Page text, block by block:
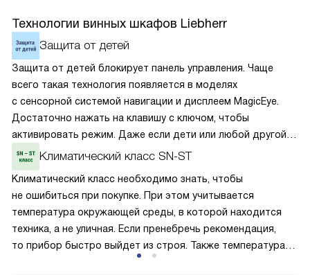
Технологии винных шкафов Liebherr
Защита от детей
Защита от детей блокирует панель управления. Чаще
всего такая технология появляется в моделях
с сенсорной системой навигации и дисплеем MagicEye.
Достаточно нажать на клавишу с ключом, чтобы
активировать режим. Даже если дети или любой другой
человек случайно прикоснётся к сенсорам, то настройки
оборудование не начнёт без вашего ведома случайно
размораживаться или работать с энергозатратными
опциями.
Климатический класс SN-ST
Климатический класс необходимо знать, чтобы
не ошибиться при покупке. При этом учитывается
температура окружающей среды, в которой находится
техника, а не уличная. Если пренебречь рекомендация,
то прибор быстро выйдет из строя. Также температура